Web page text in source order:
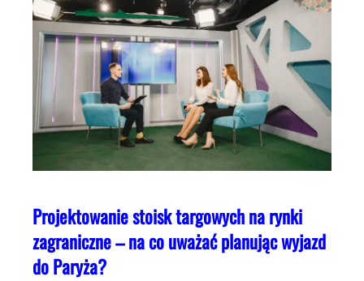
Projektowanie stoisk targowych na rynki
zagraniczne – na co uważać planując wyjazd
do Paryża?